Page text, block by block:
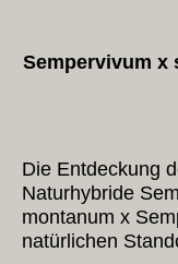
Sempervivum x
Die Entdeckung
Naturhybride
montanum x
natürlichen